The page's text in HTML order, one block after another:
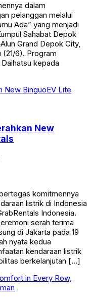
dalam
pelanggan melalui
Ada” yang menjadi
Sahabat Depok
Grand Depok City,
6). Program
kepada
New
komitmennya
listrik di Indonesia
Indonesia.
serah terima
di Jakarta pada 19
nyata kedua
kendaraan listrik
berkelanjutan […]